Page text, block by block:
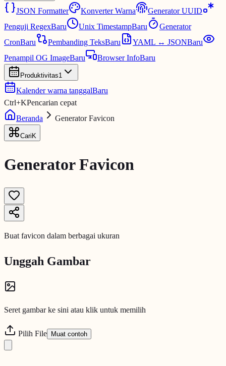
JSON Formatter Konverter Warna
Generator UUID
Penguji RegexBaru Unix TimestampBaru
Generator
CronBaru Pembanding TeksBaru YAML ↔ JSONBaru
Penampil OG ImageBaru Browser InfoBaru
Produktivitas1
Kalender warna tanggalBaru
Ctrl+KPencarian cepat
Beranda
Generator Favicon
Cari K
Generator Favicon
Buat favicon dalam berbagai ukuran
Unggah Gambar
Seret gambar ke sini atau klik untuk memilih
Pilih File Muat contoh